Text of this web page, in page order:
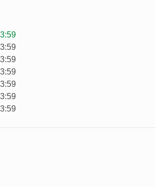
調
約商店：是
由行旅客往來昇恆昌免稅店(金湖廣場)
交通資訊如下：
，車程約10分鐘。
城方向，體育館站下車，從85度C路
約5分鐘。
場。機場到體育館站約10~15分鐘。